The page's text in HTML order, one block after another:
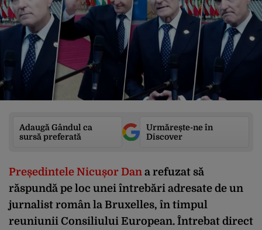
Adaugă Gândul ca
sursă preferată
Urmărește-ne în
Discover
Președintele Nicușor Dan a refuzat să
răspundă pe loc unei întrebări adresate de un
jurnalist român la Bruxelles, în timpul
reuniunii Consiliului European. Întrebat direct